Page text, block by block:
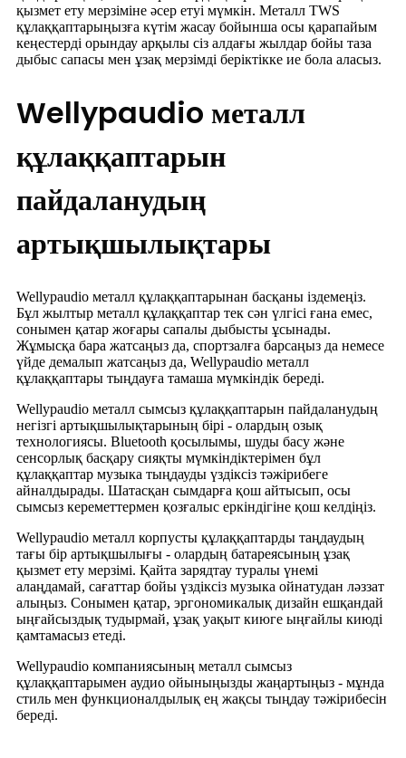
қызмет ету мерзіміне әсер етуі мүмкін. Металл TWS
құлаққаптарыңызға күтім жасау бойынша осы қарапайым
кеңестерді орындау арқылы сіз алдағы жылдар бойы таза
дыбыс сапасы мен ұзақ мерзімді беріктікке ие бола аласыз.
Wellypaudio металл
құлаққаптарын
пайдаланудың
артықшылықтары
Wellypaudio металл құлаққаптарынан басқаны іздемеңіз.
Бұл жылтыр металл құлаққаптар тек сән үлгісі ғана емес,
сонымен қатар жоғары сапалы дыбысты ұсынады.
Жұмысқа бара жатсаңыз да, спортзалға барсаңыз да немесе
үйде демалып жатсаңыз да, Wellypaudio металл
құлаққаптары тыңдауға тамаша мүмкіндік береді.
Wellypaudio металл сымсыз құлаққаптарын пайдаланудың
негізгі артықшылықтарының бірі - олардың озық
технологиясы. Bluetooth қосылымы, шуды басу және
сенсорлық басқару сияқты мүмкіндіктерімен бұл
құлаққаптар музыка тыңдауды үздіксіз тәжірибеге
айналдырады. Шатасқан сымдарға қош айтысып, осы
сымсыз кереметтермен қозғалыс еркіндігіне қош келдіңіз.
Wellypaudio металл корпусты құлаққаптарды таңдаудың
тағы бір артықшылығы - олардың батареясының ұзақ
қызмет ету мерзімі. Қайта зарядтау туралы үнемі
алаңдамай, сағаттар бойы үздіксіз музыка ойнатудан ләззат
алыңыз. Сонымен қатар, эргономикалық дизайн ешқандай
ыңғайсыздық тудырмай, ұзақ уақыт киюге ыңғайлы киюді
қамтамасыз етеді.
Wellypaudio компаниясының металл сымсыз
құлаққаптарымен аудио ойыныңызды жаңартыңыз - мұнда
стиль мен функционалдылық ең жақсы тыңдау тәжірибесін
береді.